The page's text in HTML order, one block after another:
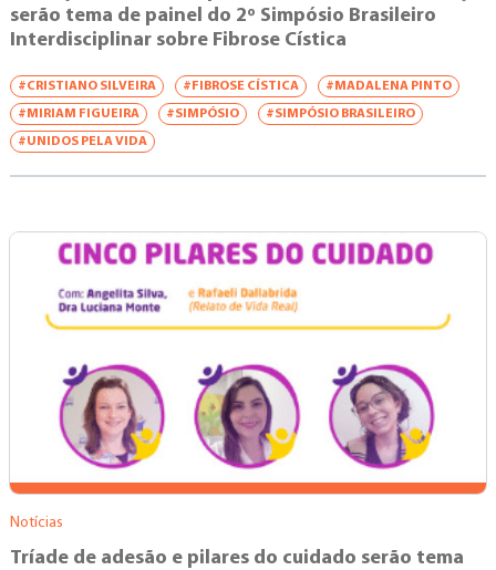
serão tema de painel do 2º Simpósio Brasileiro
Interdisciplinar sobre Fibrose Cística
#CRISTIANO SILVEIRA #FIBROSE CÍSTICA #MADALENA PINTO
#MIRIAM FIGUEIRA #SIMPÓSIO #SIMPÓSIO BRASILEIRO
#UNIDOS PELA VIDA
Notícias
Tríade de adesão e pilares do cuidado serão tema